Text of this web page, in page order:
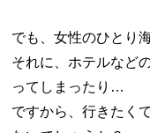
でも、女性のひとり
それに、ホテルなど
ってしまったり…
ですから、行きたく